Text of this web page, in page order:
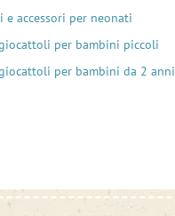
e accessori per neonati
per bambini piccoli
per bambini da 2 anni